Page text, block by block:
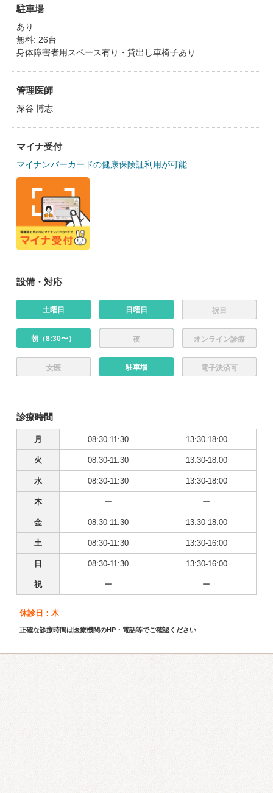
駐車場
あり
無料: 26台
身体障害者用スペース有り・貸出し車椅子あり
管理医師
深谷 博志
マイナ受付
マイナンバーカードの健康保険証利用が可能
設備・対応
土曜日 日曜日 祝日
朝（8:30〜） 夜 オンライン診療
女医 駐車場 電子決済可
診療時間
月 08:30-11:30 13:30-18:00
火 08:30-11:30 13:30-18:00
水 08:30-11:30 13:30-18:00
木 ー ー
金 08:30-11:30 13:30-18:00
土 08:30-11:30 13:30-16:00
日 08:30-11:30 13:30-16:00
祝 ー ー
休診日：木
正確な診療時間は医療機関のHP・電話等でご確認ください